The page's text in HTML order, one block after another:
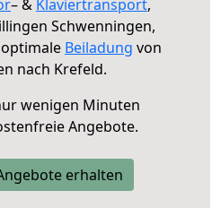
– & Klaviertransport,
Schwenningen,
Beiladung von
nach Krefeld.
wenigen Minuten
Angebote.
erhalten